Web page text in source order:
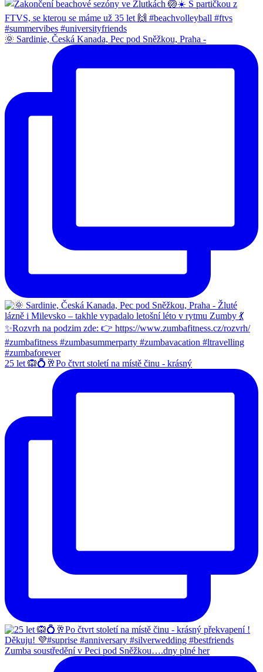
🌞 Sardinie, Česká Kanada, Pec pod Sněžkou, Praha -
25 let 🙉💍🥂Po čtvrt století na místě činu - krásný
Zumba soustředění v Peci pod Sněžkou….dny plné her